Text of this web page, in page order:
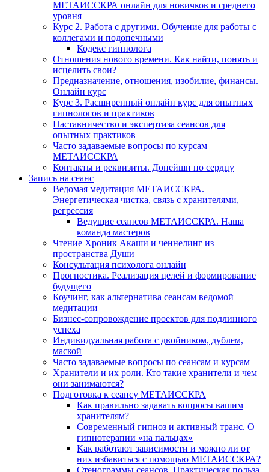
МЕТАИССКРА онлайн для новичков и среднего
уровня
Курс 2. Работа с другими. Обучение для работы с
коллегами и подопечными
Кодекс гипнолога
Отношения нового времени. Как найти, понять и
исцелить свои?
Предназначение, отношения, изобилие, финансы.
Онлайн курс
Курс 3. Расширенный онлайн курс для опытных
гипнологов и практиков
Наставничество и экспертиза сеансов для
опытных практиков
Часто задаваемые вопросы по курсам
МЕТАИССКРА
Контакты и реквизиты. Донейшн по сердцу
Запись на сеанс
Ведомая медитация МЕТАИССКРА.
Энергетическая чистка, связь с хранителями,
регрессия
Ведущие сеансов МЕТАИССКРА. Наша
команда мастеров
Чтение Хроник Акаши и ченнелинг из
пространства Души
Консультация психолога онлайн
Прогностика. Реализация целей и формирование
будущего
Коучинг, как альтернатива сеансам ведомой
медитации
Бизнес-сопровождение проектов для подлинного
успеха
Индивидуальная работа с двойником, дублем,
маской
Часто задаваемые вопросы по сеансам и курсам
Хранители и их роли. Кто такие хранители и чем
они занимаются?
Подготовка к сеансу МЕТАИССКРА
Как правильно задавать вопросы вашим
хранителям?
Современный гипноз и активный транс. О
гипнотерапии «на пальцах»
Как работают зависимости и можно ли от
них избавиться с помощью МЕТАИССКРА?
Стенограммы сеансов. Практическая польза